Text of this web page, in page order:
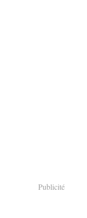
Publicité